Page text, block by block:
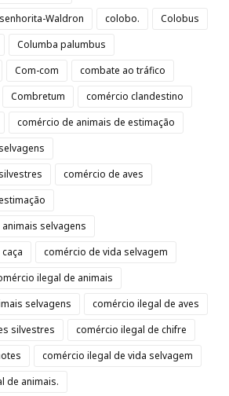
Waldron
colobo.
Colobus
Columba palumbus
Com-com
combate ao tráfico
Combretum
comércio clandestino
comércio de animais de estimação
comércio de aves
selvagens
comércio de vida selvagem
ilegal de animais
selvagens
comércio ilegal de aves
silvestres
comércio ilegal de chifre
comércio ilegal de vida selvagem
de animais.